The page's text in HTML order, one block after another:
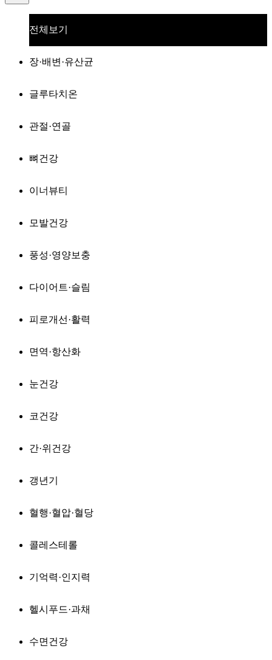
전체보기
장·배변·유산균
글루타치온
관절·연골
뼈건강
이너뷰티
모발건강
풍성·영양보충
다이어트·슬림
피로개선·활력
면역·항산화
눈건강
코건강
간·위건강
갱년기
혈행·혈압·혈당
콜레스테롤
기억력·인지력
헬시푸드·과채
수면건강